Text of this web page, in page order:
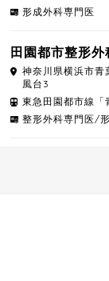
形成外科専門医
田園都市整形外
神奈川県横浜市青
風台3
東急田園都市線「
整形外科専門医/